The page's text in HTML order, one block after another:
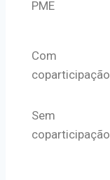
PME
Com
coparticipação
Sem
coparticipação